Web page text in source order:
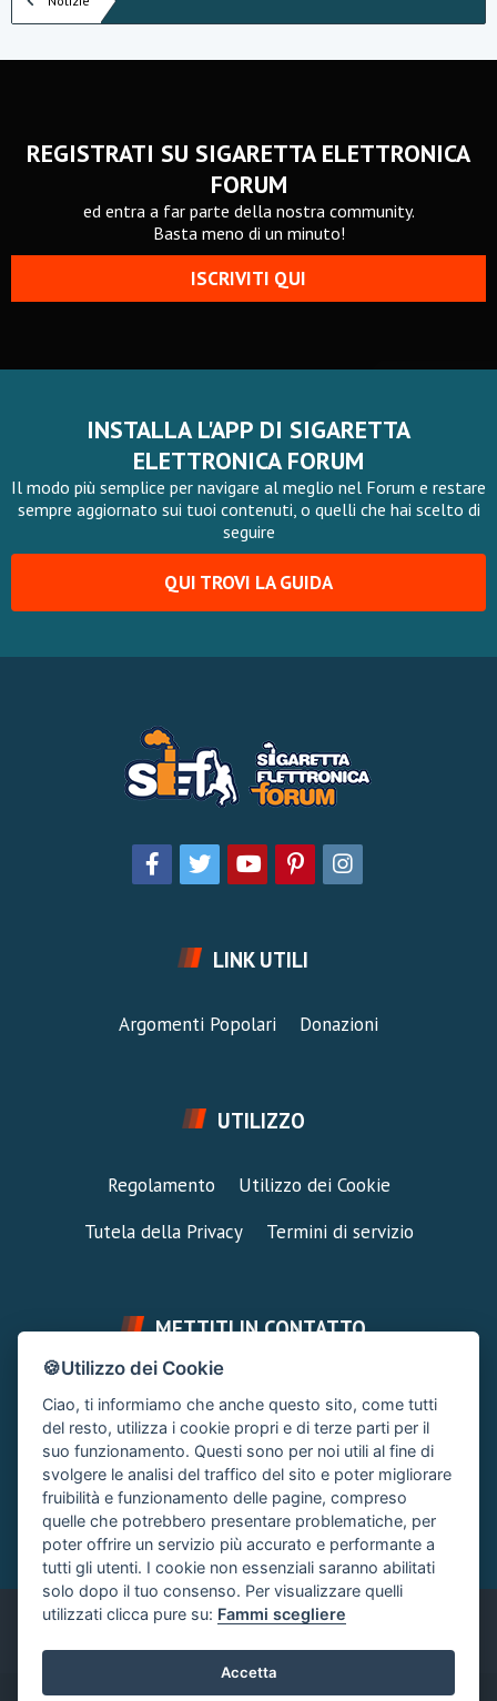
REGISTRATI SU SIGARETTA ELETTRONICA
FORUM
ed entra a far parte della nostra community.
Basta meno di un minuto!
ISCRIVITI QUI
INSTALLA L'APP DI SIGARETTA
ELETTRONICA FORUM
Il modo più semplice per navigare al meglio nel Forum e restare
sempre aggiornato sui tuoi contenuti, o quelli che hai scelto di
seguire
QUI TROVI LA GUIDA
LINK UTILI
Argomenti Popolari Donazioni
UTILIZZO
Regolamento
Utilizzo dei Cookie
Tutela della Privacy
Termini di servizio
METTITI IN CONTATTO
FAI UNA DOMANDA
Chiedi un Consiglio
Area Ticket
CONTATTA L'AMMINISTRAZIONE
Clicca quì
Italiano
🍪Utilizzo dei Cookie
Ciao, ti informiamo che anche questo sito, come tutti
del resto, utilizza i cookie propri e di terze parti per il
suo funzionamento. Questi sono per noi utili al fine di
svolgere le analisi del traffico del sito e poter migliorare
fruibilità e funzionamento delle pagine, compreso
quelle che potrebbero presentare problematiche, per
poter offrire un servizio più accurato e performante a
tutti gli utenti. I cookie non essenziali saranno abilitati
solo dopo il tuo consenso. Per visualizzare quelli
utilizzati clicca pure su: Fammi scegliere
Accetta